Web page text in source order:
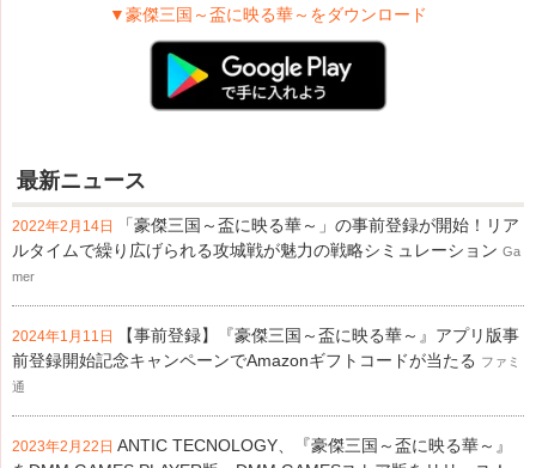
▼豪傑三国～盃に映る華～をダウンロード
最新ニュース
2022年2月14日
「豪傑三国～盃に映る華～」の事前登録が開始！リア
ルタイムで繰り広げられる攻城戦が魅力の戦略シミュレーション Ga
mer
2024年1月11日
【事前登録】『豪傑三国～盃に映る華～』アプリ版事
前登録開始記念キャンペーンでAmazonギフトコードが当たる ファミ
通
2023年2月22日 ANTIC TECNOLOGY、『豪傑三国～盃に映る華～』